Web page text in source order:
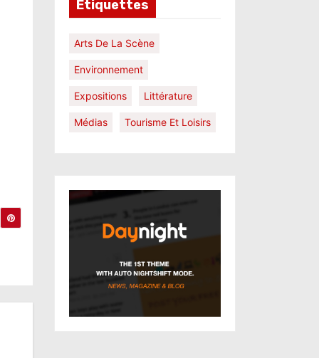
Étiquettes
Arts De La Scène
Environnement
Expositions Littérature
Médias Tourisme Et Loisirs